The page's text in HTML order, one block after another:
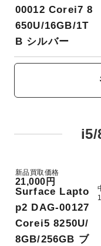
00012 Corei7 8
650U/16GB/1T
B シルバー
i5/
Surface Lapto
p2 DAG-00127
Corei5 8250U/
8GB/256GB ブ
新品買取価格
21,000円